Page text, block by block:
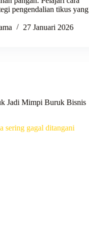
pengendalian tikus yang
27 Januari 2026
Jadi Mimpi Buruk Bisnis